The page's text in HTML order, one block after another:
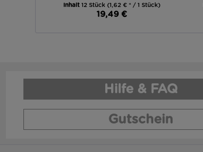
Inhalt12 Stück(1,62 € * / 1 Stück)
19,49 €
Hilfe & FAQ
Gutschein